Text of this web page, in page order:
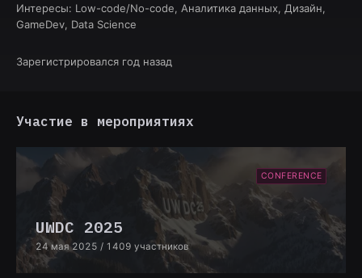
6
Интересы: Low-code/No-code, Аналитика данных, Дизайн,
GameDev, Data Science
Зарегистрировался год назад
Участие в мероприятиях
CONFERENCE
UWDC 2025
24 мая 2025 / 1409 участников